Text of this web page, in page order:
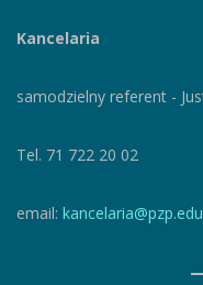
Kancelaria
samodzielny referent -
Tel. 71 722 20 02
email: